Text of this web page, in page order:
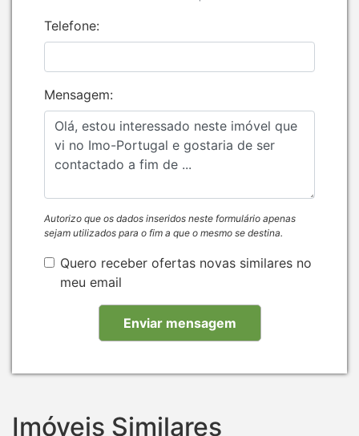
Telefone:
Mensagem:
Autorizo que os dados inseridos neste formulário apenas
sejam utilizados para o fim a que o mesmo se destina.
Quero receber ofertas novas similares no
meu email
Imóveis Similares